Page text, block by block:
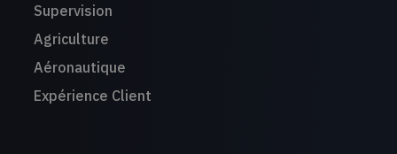
Supervision
Agriculture
Aéronautique
Expérience Client